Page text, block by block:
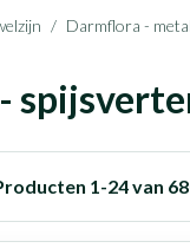
/ Darmflora -
1-24van